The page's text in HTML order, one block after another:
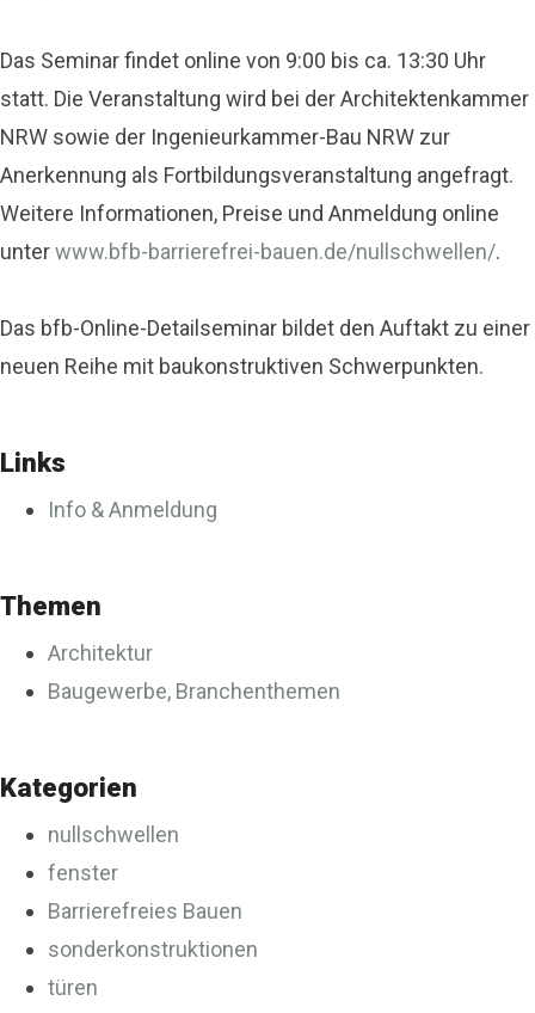
Das Seminar findet online von 9:00 bis ca. 13:30 Uhr
statt. Die Veranstaltung wird bei der Architektenkammer
NRW sowie der Ingenieurkammer-Bau NRW zur
Anerkennung als Fortbildungsveranstaltung angefragt.
Weitere Informationen, Preise und Anmeldung online
unterwww.bfb-barrierefrei-bauen.de/nullschwellen/.
Das bfb-Online-Detailseminar bildet den Auftakt zu einer
neuen Reihe mit baukonstruktiven Schwerpunkten.
Links
Info & Anmeldung
Themen
Architektur
Baugewerbe, Branchenthemen
Kategorien
nullschwellen
fenster
Barrierefreies Bauen
sonderkonstruktionen
türen